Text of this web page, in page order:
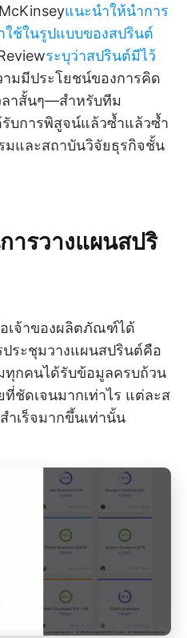
แนะนำให้นำการ
ใช้ในรูปแบบของสปรินต์
ระบุว่าสปรินต์มีไว้
ามมีประโยชน์ของการคิด
ลาสั้นๆ—สำหรับทีม
บการพิสูจน์แล้วซ้ำแล้วซ้ำ
มและสถาบันวิจัยธุรกิจชั้น
ารวางแผนสปริ
อเจ้าของผลิตภัณฑ์ได้
ระชุมวางแผนสปรินต์คือ
ทุกคนได้รับข้อมูลครบถ้วน
ที่ชัดเจนมากเท่าไร แต่ละส
ำเร็จมากขึ้นเท่านั้น